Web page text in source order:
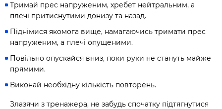
Тримай прес напруженим, хребет нейтральним, а
плечі притиснутими донизу та назад.
Піднімися якомога вище, намагаючись тримати прес
напруженим, а плечі опущеними.
Повільно опускайся вниз, поки руки не стануть майже
прямими.
Виконай необхідну кількість повторень.
Злазячи з тренажера, не забудь спочатку підтягнутися